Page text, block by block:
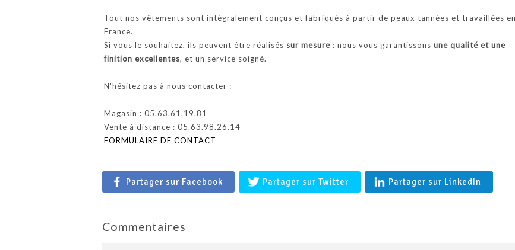
Tout nos vêtements sont intégralement conçus et fabriqués à partir de peaux tannées et travaillées en
France.
Si vous le souhaitez, ils peuvent être réalisés sur mesure : nous vous garantissons une qualité et une
finition excellentes, et un service soigné.
N'hésitez pas à nous contacter :
Magasin : 05.63.61.19.81
Vente à distance : 05.63.98.26.14
FORMULAIRE DE CONTACT
Partager sur Facebook Partager sur Twitter Partager sur LinkedIn
Commentaires